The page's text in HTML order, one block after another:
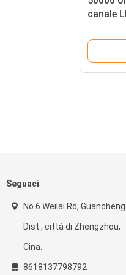
canale
Seguaci
No.6 Weilai Rd, Guancheng
Dist., città di Zhengzhou,
Cina.
8618137798792